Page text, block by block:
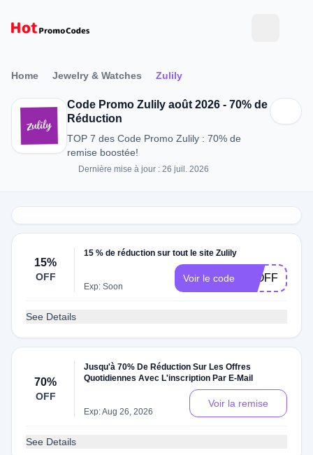
Home Jewelry & Watches Zulily
Code Promo Zulily août 2026 - 70% de
Réduction
TOP 7 des Code Promo Zulily : 70% de
remise boostée!
Dernière mise à jour : 26 juil. 2026
15%
OFF
15 % de réduction sur tout le site Zulily
Exp: Soon
Voir le code 15OFF
See Details
70%
OFF
Jusqu'à 70% De Réduction Sur Les Offres
Quotidiennes Avec L'inscription Par E-Mail
Exp: Aug 26, 2026
Voir la remise
See Details